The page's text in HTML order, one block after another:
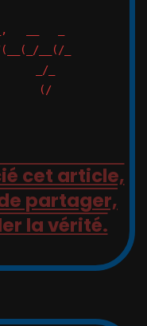
__   _
__(/_
_/_
(/
cet article,
partager,
la vérité.